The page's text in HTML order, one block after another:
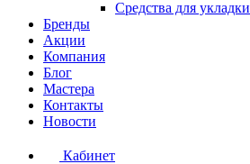
Средства для укладки
Бренды
Акции
Компания
Блог
Мастера
Контакты
Новости
Кабинет